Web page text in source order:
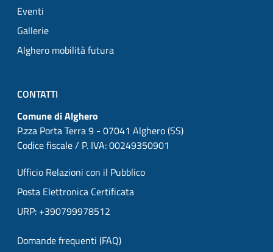
Eventi
Gallerie
Alghero mobilità futura
CONTATTI
Comune di Alghero
P.zza Porta Terra 9 - 07041 Alghero (SS)
Codice fiscale / P. IVA: 00249350901
Ufficio Relazioni con il Pubblico
Posta Elettronica Certificata
URP: +390799978512
Domande frequenti (FAQ)